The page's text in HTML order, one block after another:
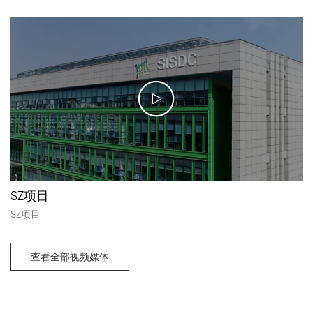
SZ项目
SZ项目
查看全部视频媒体